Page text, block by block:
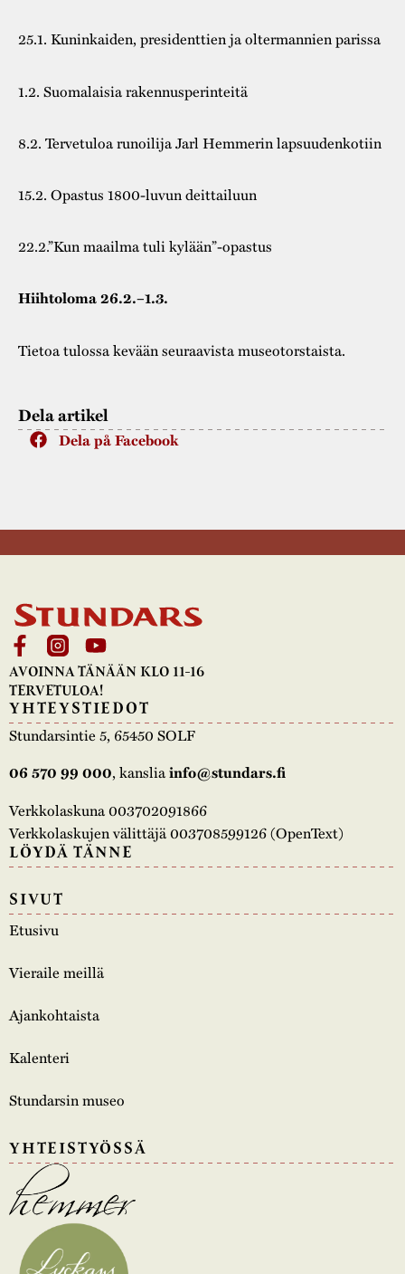
Dela artikel
Dela på Facebook
25.1. Kuninkaiden, presidenttien ja oltermannien parissa
1.2. Suomalaisia rakennusperinteitä
8.2. Tervetuloa runoilija Jarl Hemmerin lapsuudenkotiin
15.2. Opastus 1800-luvun deittailuun
22.2.”Kun maailma tuli kylään”-opastus
Hiihtoloma 26.2.–1.3.
Tietoa tulossa kevään seuraavista museotorstaista.
AVOINNA TÄNÄÄN KLO 11-16
TERVETULOA!
YHTEYSTIEDOT
Stundarsintie 5, 65450 SOLF
06 570 99 000, kansliainfo@stundars.fi
Verkkolaskuna 003702091866
Verkkolaskujen välittäjä 003708599126 (OpenText)
LÖYDÄ TÄNNE
SIVUT
Etusivu
Vieraile meillä
Ajankohtaista
Kalenteri
Stundarsin museo
YHTEISTYÖSSÄ